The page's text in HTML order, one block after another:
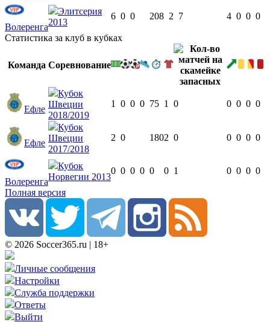
Волеренга
Элитсерия
2013
6 0 0 208 2 7 4 0 0 0
Статистика за клуб в кубках
Команда Соревнование
Ефле
Кубок
Швеции
2018/2019
1 0 0 0 75 1 0 0 0 0 0
Ефле
Кубок
Швеции
2017/2018
2 0 1802 0 0 0 0 0
Волеренга
Кубок
Норвегии 2013
0 0 0 0 0 0 1 0 0 0 0
Полная версия
© 2026 Soccer365.ru | 18+
Личные сообщения
Настройки
Служба поддержки
Ответы
Выйти